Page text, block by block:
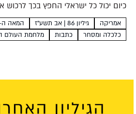
כיום יכול כל ישראלי החפץ בכך
מגרסאותיו ובמגוון גדלים של בקבוקים
מעטים זוכרים כי עד שלהי שנות...
אמריקה גיליון 86 | אב תשע"ז המאה ה-
כלכלה ומסחר
כתבות מלחמת העולם